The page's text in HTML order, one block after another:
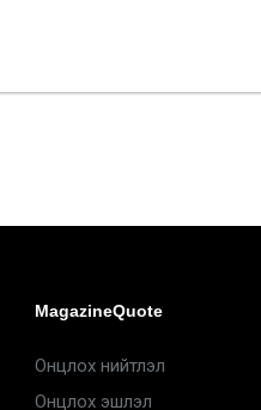
MagazineQuote
Онцлох нийтлэл
Онцлох эшлэл